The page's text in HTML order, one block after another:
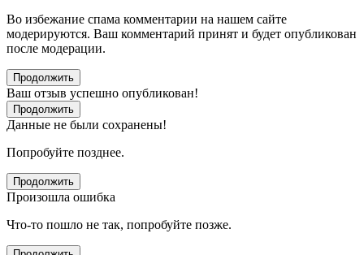
Во избежание спама комментарии на нашем сайте
модерируются. Ваш комментарий принят и будет опубликован
после модерации.
Продолжить
Ваш отзыв успешно опубликован!
Продолжить
Данные не были сохранены!
Попробуйте позднее.
Продолжить
Произошла ошибка
Что-то пошло не так, попробуйте позже.